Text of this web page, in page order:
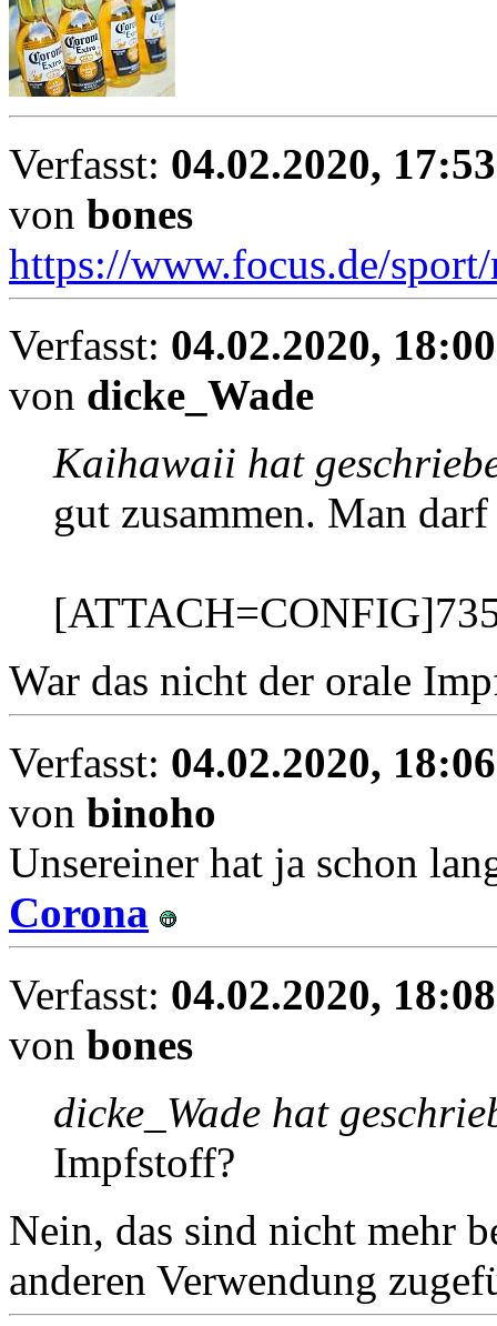
Verfasst: 04.02.2020, 17:53
von bones
https://www.focus.de/
Verfasst: 04.02.2020, 18:00
von dicke_Wade
Kaihawaii hat
gut zusammen. Man
War das nicht der orale
Verfasst: 04.02.2020, 18:06
von binoho
Unsereiner hat ja schon
Corona
Verfasst: 04.02.2020, 18:08
von bones
dicke_Wade hat
Impfstoff?
Nein, das sind nicht mehr
anderen Verwendung